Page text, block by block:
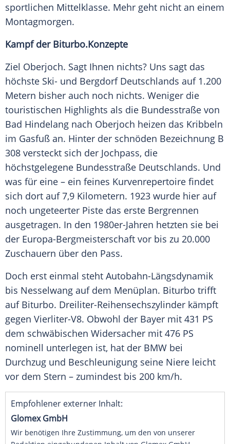
sportlichen Mittelklasse. Mehr geht nicht an einem
Montagmorgen.
Kampf der Biturbo.Konzepte
Ziel Oberjoch. Sagt Ihnen nichts? Uns sagt das
höchste Ski- und Bergdorf Deutschlands auf 1.200
Metern bisher auch noch nichts. Weniger die
touristischen Highlights als die Bundesstraße von
Bad Hindelang nach Oberjoch heizen das Kribbeln
im Gasfuß an. Hinter der schnöden Bezeichnung B
308 versteckt sich der Jochpass, die
höchstgelegene Bundesstraße Deutschlands. Und
was für eine – ein feines Kurvenrepertoire findet
sich dort auf 7,9 Kilometern. 1923 wurde hier auf
noch ungeteerter Piste das erste Bergrennen
ausgetragen. In den 1980er-Jahren hetzten sie bei
der Europa-Bergmeisterschaft vor bis zu 20.000
Zuschauern über den Pass.
Doch erst einmal steht Autobahn-Längsdynamik
bis Nesselwang auf dem Menüplan. Biturbo trifft
auf Biturbo. Dreiliter-Reihensechszylinder kämpft
gegen Vierliter-V8. Obwohl der Bayer mit 431 PS
dem schwäbischen Widersacher mit 476 PS
nominell unterlegen ist, hat der BMW bei
Durchzug und Beschleunigung seine Niere leicht
vor dem Stern – zumindest bis 200 km/h.
Empfohlener externer Inhalt:
Glomex GmbH
Wir benötigen Ihre Zustimmung, um den von unserer